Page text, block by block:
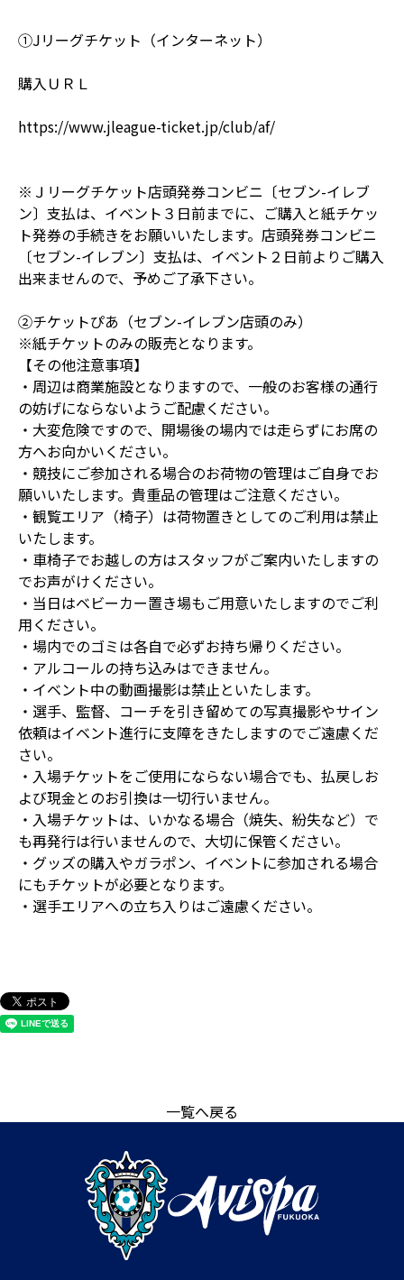
①Jリーグチケット（インターネット）
購入ＵＲＬ
https://www.jleague-ticket.jp/club/af/
※Ｊリーグチケット店頭発券コンビニ〔セブン-イレブ
ン〕支払は、イベント３日前までに、ご購入と紙チケッ
ト発券の手続きをお願いいたします。店頭発券コンビニ
〔セブン-イレブン〕支払は、イベント２日前よりご購入
出来ませんので、予めご了承下さい。
②チケットぴあ（セブン-イレブン店頭のみ）
※紙チケットのみの販売となります。
【その他注意事項】
・周辺は商業施設となりますので、一般のお客様の通行
の妨げにならないようご配慮ください。
・大変危険ですので、開場後の場内では走らずにお席の
方へお向かいください。
・競技にご参加される場合のお荷物の管理はご自身でお
願いいたします。貴重品の管理はご注意ください。
・観覧エリア（椅子）は荷物置きとしてのご利用は禁止
いたします。
・車椅子でお越しの方はスタッフがご案内いたしますの
でお声がけください。
・当日はベビーカー置き場もご用意いたしますのでご利
用ください。
・場内でのゴミは各自で必ずお持ち帰りください。
・アルコールの持ち込みはできません。
・イベント中の動画撮影は禁止といたします。
・選手、監督、コーチを引き留めての写真撮影やサイン
依頼はイベント進行に支障をきたしますのでご遠慮くだ
さい。
・入場チケットをご使用にならない場合でも、払戻しお
よび現金とのお引換は一切行いません。
・入場チケットは、いかなる場合（焼失、紛失など）で
も再発行は行いませんので、大切に保管ください。
・グッズの購入やガラポン、イベントに参加される場合
にもチケットが必要となります。
・選手エリアへの立ち入りはご遠慮ください。
一覧へ戻る